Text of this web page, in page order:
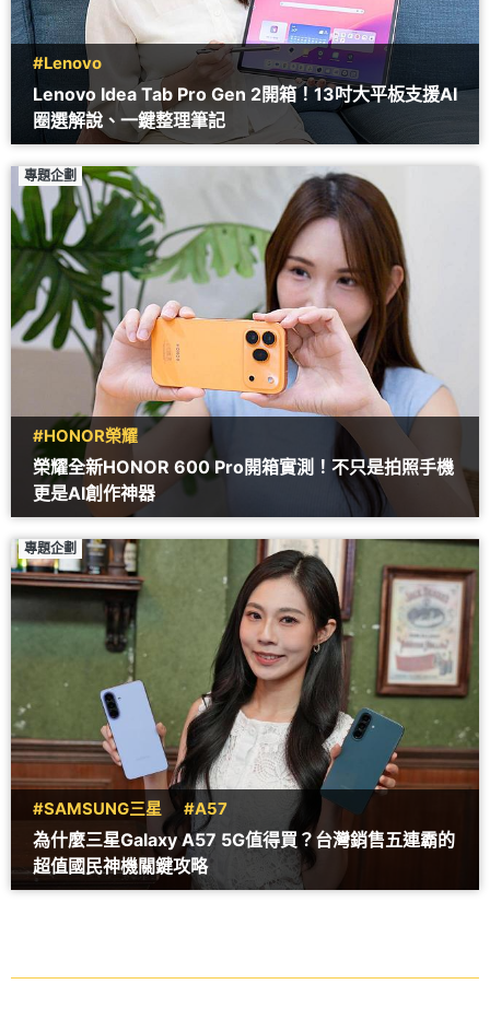
#Lenovo
Lenovo Idea Tab Pro Gen 2開箱！13吋大平板支援AI
圈選解說、一鍵整理筆記
專題企劃
#HONOR榮耀
榮耀全新HONOR 600 Pro開箱實測！不只是拍照手機
更是AI創作神器
專題企劃
#SAMSUNG三星 #A57
為什麼三星Galaxy A57 5G值得買？台灣銷售五連霸的
超值國民神機關鍵攻略